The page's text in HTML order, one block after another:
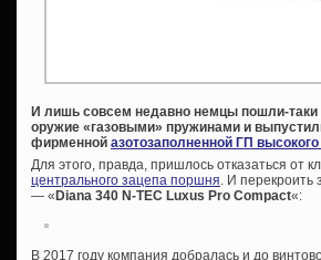
И лишь совсем недавно немцы пошли-таки
оружие «газовыми» пружинами и
фирменной азотозаполненной ГП
Для этого, правда, пришлось отказаться от
центрального зацепа поршня . И
— «Diana 340 N-TEC Luxus Pro Compact«:
В 2017 году компания добралась и до